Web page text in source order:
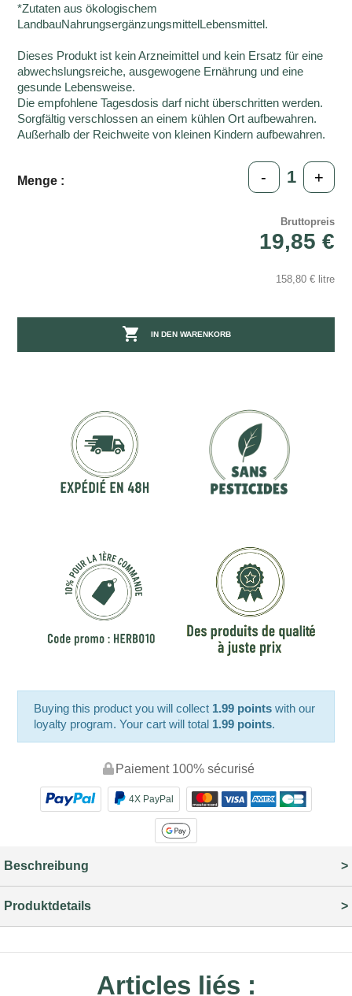
*Zutaten aus ökologischem
LandbauNahrungsergänzungsmittelLebensmittel.
Dieses Produkt ist kein Arzneimittel und kein Ersatz für eine
abwechslungsreiche, ausgewogene Ernährung und eine
gesunde Lebensweise.
Die empfohlene Tagesdosis darf nicht überschritten werden.
Sorgfältig verschlossen an einem kühlen Ort aufbewahren.
Außerhalb der Reichweite von kleinen Kindern aufbewahren.
Menge : - +
Bruttopreis
19,85 €
158,80 € litre
 IN DEN WARENKORB
Buying this product you will collect 1.99 points with our
loyalty program. Your cart will total 1.99 points.
Paiement 100% sécurisé
4X PayPal
Beschreibung
Produktdetails
Articles liés :